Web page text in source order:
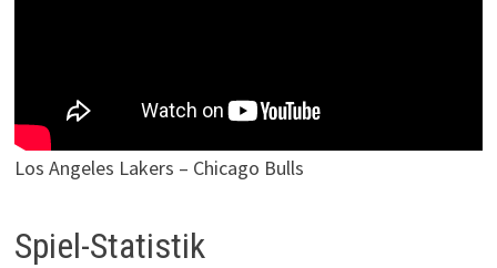
Los Angeles Lakers – Chicago Bulls
Spiel-Statistik